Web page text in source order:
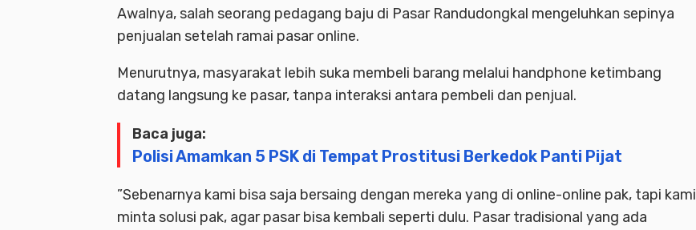
Awalnya, salah seorang pedagang baju di Pasar Randudongkal mengeluhkan sepinya
penjualan setelah ramai pasar online.
Menurutnya, masyarakat lebih suka membeli barang melalui handphone ketimbang
datang langsung ke pasar, tanpa interaksi antara pembeli dan penjual.
Baca juga:
Polisi Amamkan 5 PSK di Tempat Prostitusi Berkedok Panti Pijat
”Sebenarnya kami bisa saja bersaing dengan mereka yang di online-online pak, tapi kami
minta solusi pak, agar pasar bisa kembali seperti dulu. Pasar tradisional yang ada